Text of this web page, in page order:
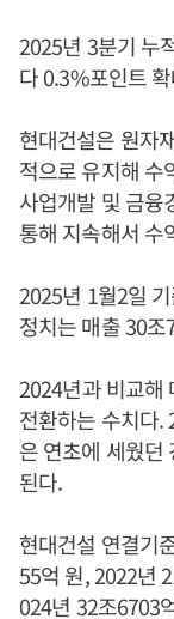
2025년 3분기 누
다 0.3%포인트
현대건설은 원자
적으로 유지해 수
사업개발 및 금융
통해 지속해서 수
2025년 1월2일
정치는 매출 30
2024년과 비교해
전환하는 수치다.
은 연초에 세웠던
된다.
현대건설 연결기
55억 원, 2022년
024년 32조6703